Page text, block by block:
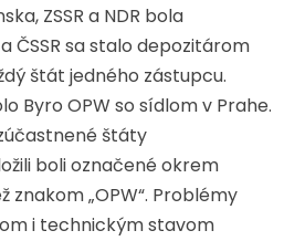
ZSSR a NDR bola
ČSSR sa stalo depozitárom
štát jedného zástupcu.
Byro OPW so sídlom v Prahe.
štáty
boli označené okrem
„OPW“. Problémy
i technickým stavom